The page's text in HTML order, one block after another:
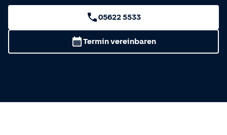
05622 5533
Termin vereinbaren